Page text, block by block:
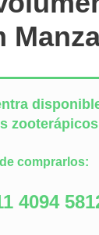
comprarlos:
4094